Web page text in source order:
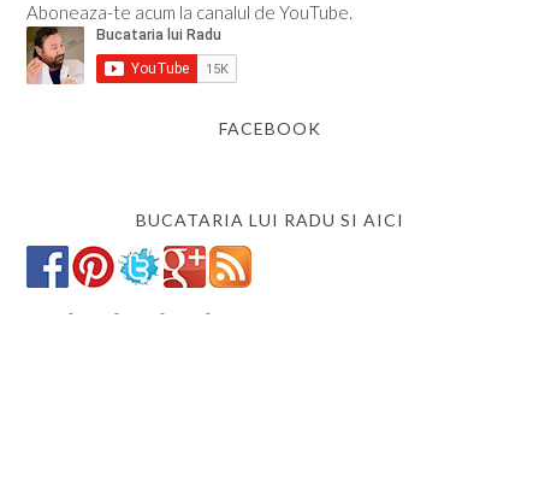
Aboneaza-te acum la canalul de YouTube.
FACEBOOK
BUCATARIA LUI RADU SI AICI